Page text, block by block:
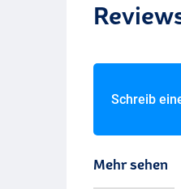
Schreib
Mehr sehen